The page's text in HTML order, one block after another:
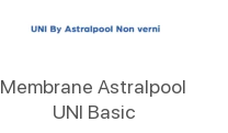
Membrane Astralpool
UNI Basic